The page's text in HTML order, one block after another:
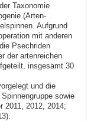
Taxonomie
(Arten-
Aufgrund
mit anderen
Psechriden
der artenreichen
insgesamt 30
und die
sowie
2011, 2012, 2014;